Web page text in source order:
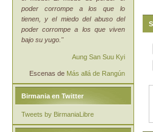
poder corrompe a los que lo
tienen, y el miedo del abuso del
poder corrompe a los que viven
bajo su yugo."
Aung San Suu Kyi
Escenas de Más allá de Rangún
Birmania en Twitter
Tweets by BirmaniaLibre